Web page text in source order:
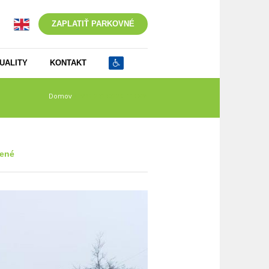
ZAPLATIŤ PARKOVNÉ
KONTAKT
Domov